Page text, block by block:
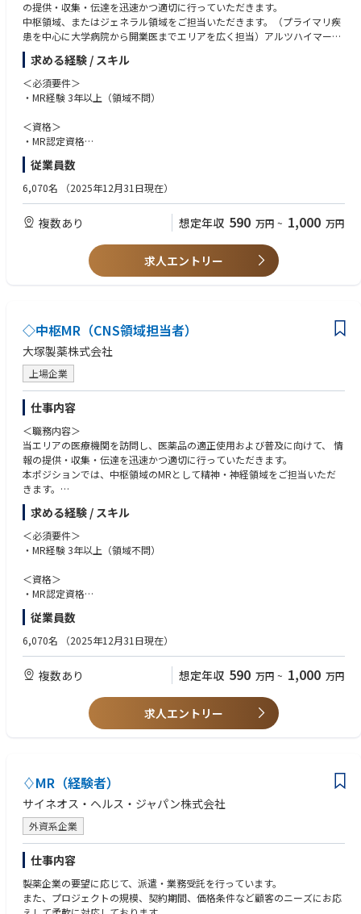
・BtoB SaaSまたはエンタープライズ向けプロダクトにおけるセキュリテ
ィ、権限管理、監査ログ、データ分離等の設計経験
・PoCから本番導入、定着化、プロダクト化までを推進した経験
・コンサルティングファーム、SIer、事業会社DX部門、AIスタートアップ
等でのプロジェクト推進経験
・開発チームの立ち上げ、採用、育成、開発プロセス整備の経験
の提供・収集・伝達を迅速かつ適切に行っていただきます。
中枢領域、またはジェネラル領域をご担当いただきます。（プライマリ疾
患を中心に大学病院から開業医までエリアを広く担当）アルツハイマー型
認知症・高血圧・高脂血症、逆流性食道炎、アトピー
求める経験 / スキル
＜必須要件＞
・MR経験 3年以上（領域不問）
＜資格＞
・MR認定資格
・普通運転免許
＜歓迎要件＞
・社内外の関係部署と協調して連携、行動できるコミュニケーション能力
・周囲を巻き込みながら、業務を遂行できるリーダーシップ
＜マインド・人柄＞
・地域医療に貢献しようとする志のある方
従業員数
6,070名 （2025年12月31日現在）
複数あり 想定年収 590 万円 ~ 1,000 万円
求人エントリー
◇中枢MR（CNS領域担当者）
大塚製薬株式会社
上場企業
仕事内容
＜職務内容＞
当エリアの医療機関を訪問し、医薬品の適正使用および普及に向けて、 情
報の提供・収集・伝達を迅速かつ適切に行っていただきます。
本ポジションでは、中枢領域のMRとして精神・神経領域をご担当いただ
きます。
2024年以降は認知症領域にも関わり、担当先は精神科に加え、脳神経内科
や介護施設など、幅広い領域にわたります。
求める経験 / スキル
＜必須要件＞
・MR経験 3年以上（領域不問）
＜資格＞
・MR認定資格
・普通運転免許
＜歓迎要件＞
・社内外の関係部署と協調して連携、行動できるコミュニケーション能力
・周囲を巻き込みながら、業務を遂行できるリーダーシップ
＜マインド・人柄＞
・地域医療に貢献しようとする志のある方
従業員数
6,070名 （2025年12月31日現在）
複数あり 想定年収 590 万円 ~ 1,000 万円
求人エントリー
♢MR（経験者）
サイネオス・ヘルス・ジャパン株式会社
外資系企業
仕事内容
製薬企業の要望に応じて、派遣・業務受託を行っています。
また、プロジェクトの規模、契約期間、価格条件など顧客のニーズにお応